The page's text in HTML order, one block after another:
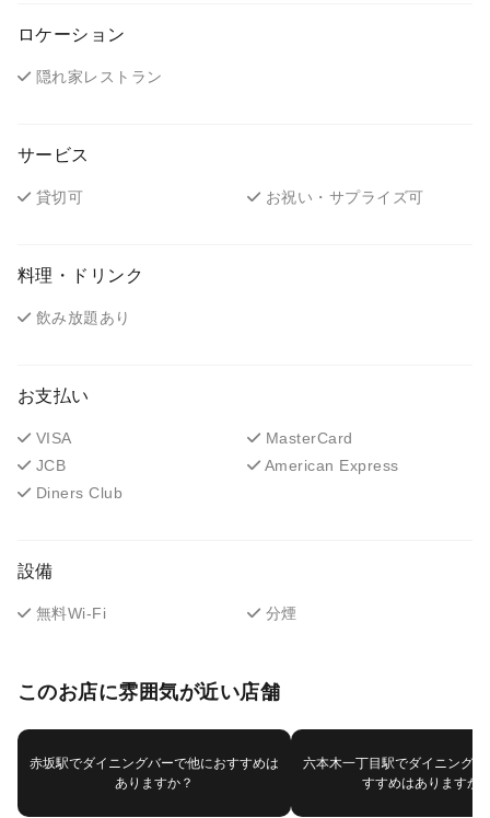
ロケーション
隠れ家レストラン
サービス
貸切可 お祝い・サプライズ可
料理・ドリンク
飲み放題あり
お支払い
VISA
MasterCard
JCB
American Express
Diners Club
設備
無料Wi-Fi 分煙
このお店に雰囲気が近い店舗
赤坂駅でダイニングバーで他におすすめは
ありますか？
六本木一丁目駅でダイニング
すすめはありますか